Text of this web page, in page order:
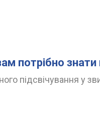
потрібно знати
підсвічування у